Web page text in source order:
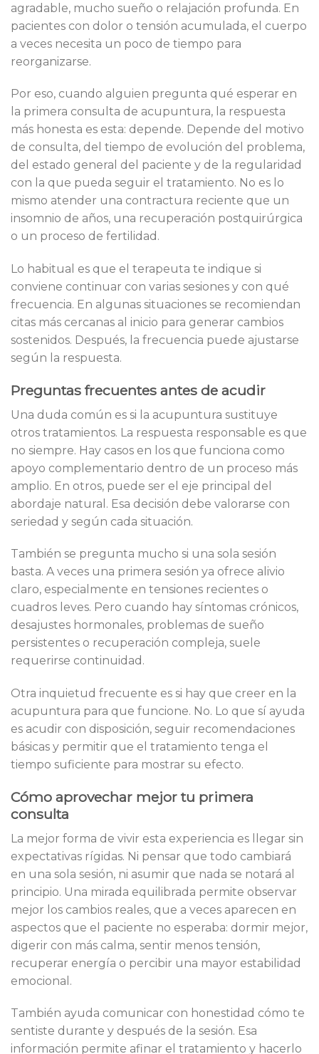
agradable, mucho sueño o relajación profunda. En
pacientes con dolor o tensión acumulada, el cuerpo
a veces necesita un poco de tiempo para
reorganizarse.
Por eso, cuando alguien pregunta qué esperar en
la primera consulta de acupuntura, la respuesta
más honesta es esta: depende. Depende del motivo
de consulta, del tiempo de evolución del problema,
del estado general del paciente y de la regularidad
con la que pueda seguir el tratamiento. No es lo
mismo atender una contractura reciente que un
insomnio de años, una recuperación postquirúrgica
o un proceso de fertilidad.
Lo habitual es que el terapeuta te indique si
conviene continuar con varias sesiones y con qué
frecuencia. En algunas situaciones se recomiendan
citas más cercanas al inicio para generar cambios
sostenidos. Después, la frecuencia puede ajustarse
según la respuesta.
Preguntas frecuentes antes de acudir
Una duda común es si la acupuntura sustituye
otros tratamientos. La respuesta responsable es que
no siempre. Hay casos en los que funciona como
apoyo complementario dentro de un proceso más
amplio. En otros, puede ser el eje principal del
abordaje natural. Esa decisión debe valorarse con
seriedad y según cada situación.
También se pregunta mucho si una sola sesión
basta. A veces una primera sesión ya ofrece alivio
claro, especialmente en tensiones recientes o
cuadros leves. Pero cuando hay síntomas crónicos,
desajustes hormonales, problemas de sueño
persistentes o recuperación compleja, suele
requerirse continuidad.
Otra inquietud frecuente es si hay que creer en la
acupuntura para que funcione. No. Lo que sí ayuda
es acudir con disposición, seguir recomendaciones
básicas y permitir que el tratamiento tenga el
tiempo suficiente para mostrar su efecto.
Cómo aprovechar mejor tu primera
consulta
La mejor forma de vivir esta experiencia es llegar sin
expectativas rígidas. Ni pensar que todo cambiará
en una sola sesión, ni asumir que nada se notará al
principio. Una mirada equilibrada permite observar
mejor los cambios reales, que a veces aparecen en
aspectos que el paciente no esperaba: dormir mejor,
digerir con más calma, sentir menos tensión,
recuperar energía o percibir una mayor estabilidad
emocional.
También ayuda comunicar con honestidad cómo te
sentiste durante y después de la sesión. Esa
información permite afinar el tratamiento y hacerlo